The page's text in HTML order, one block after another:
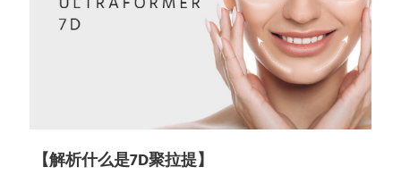
【解析什么是7D聚拉提】